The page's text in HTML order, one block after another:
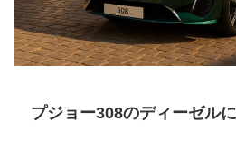
プジョー308のディーゼル